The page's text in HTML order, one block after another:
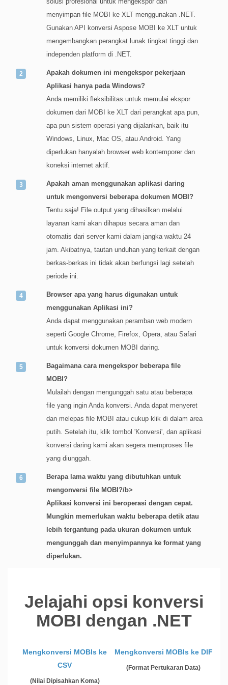
menyimpan file MOBI ke XLT menggunakan .NET.
Gunakan API konversi Aspose MOBI ke XLT untuk
mengembangkan perangkat lunak tingkat tinggi dan
independen platform di .NET.
Apakah dokumen ini mengekspor pekerjaan
Aplikasi hanya pada Windows?
Anda memiliki fleksibilitas untuk memulai ekspor
dokumen dari MOBI ke XLT dari perangkat apa pun,
apa pun sistem operasi yang dijalankan, baik itu
Windows, Linux, Mac OS, atau Android. Yang
diperlukan hanyalah browser web kontemporer dan
koneksi internet aktif.
Apakah aman menggunakan aplikasi daring
untuk mengonversi beberapa dokumen MOBI?
Tentu saja! File output yang dihasilkan melalui
layanan kami akan dihapus secara aman dan
otomatis dari server kami dalam jangka waktu 24
jam. Akibatnya, tautan unduhan yang terkait dengan
berkas-berkas ini tidak akan berfungsi lagi setelah
periode ini.
Browser apa yang harus digunakan untuk
menggunakan Aplikasi ini?
Anda dapat menggunakan peramban web modern
seperti Google Chrome, Firefox, Opera, atau Safari
untuk konversi dokumen MOBI daring.
Bagaimana cara mengekspor beberapa file
MOBI?
Mulailah dengan mengunggah satu atau beberapa
file yang ingin Anda konversi. Anda dapat menyeret
dan melepas file MOBI atau cukup klik di dalam area
putih. Setelah itu, klik tombol 'Konversi', dan aplikasi
konversi daring kami akan segera memproses file
yang diunggah.
Berapa lama waktu yang dibutuhkan untuk
mengonversi file MOBI?/b>
Aplikasi konversi ini beroperasi dengan cepat.
Mungkin memerlukan waktu beberapa detik atau
lebih tergantung pada ukuran dokumen untuk
mengunggah dan menyimpannya ke format yang
diperlukan.
Jelajahi opsi konversi
MOBI dengan .NET
Mengkonversi MOBIs ke
CSV
(Nilai Dipisahkan Koma)
Mengkonversi MOBIs ke DIF
(Format Pertukaran Data)